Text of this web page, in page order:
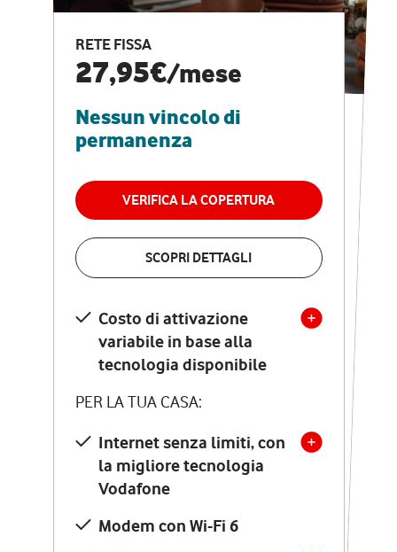
RETE FISSA
27,95€/mese
Nessun vincolo di
permanenza
VERIFICA LA COPERTURA
SCOPRI DETTAGLI
Costo di attivazione
variabile in base alla
tecnologia disponibile
PER LA TUA CASA:
Internet senza limiti, con
la migliore tecnologia
Vodafone
Modem con Wi-Fi 6
CASA PRO
Internet veloce e
vantaggi speciali
RETE FISSA + VODAFONE CLUB
29,95€
permanenza
VERIFICA LA COPERTURA
Costo di attivazione
variabile in base alla
tecnologia disponibile
PER LA TUA CASA:
Internet senza limiti, con
la migliore tecnologia
Vodafone
Modem Seven con Wi-Fi 7
Chiamate illimitate verso
numeri fissi e mobili